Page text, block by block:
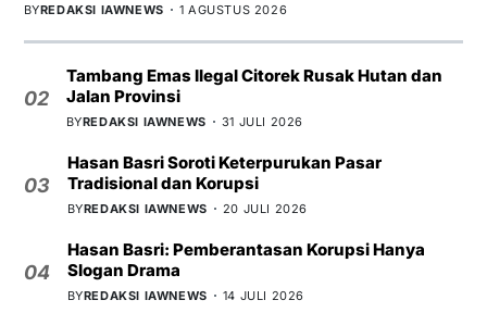
BYREDAKSI IAWNEWS 1 AGUSTUS 2026
02
Tambang Emas Ilegal Citorek Rusak Hutan dan
Jalan Provinsi
BYREDAKSI IAWNEWS 31 JULI 2026
03
Hasan Basri Soroti Keterpurukan Pasar
Tradisional dan Korupsi
BYREDAKSI IAWNEWS 20 JULI 2026
04
Hasan Basri: Pemberantasan Korupsi Hanya
Slogan Drama
BYREDAKSI IAWNEWS 14 JULI 2026